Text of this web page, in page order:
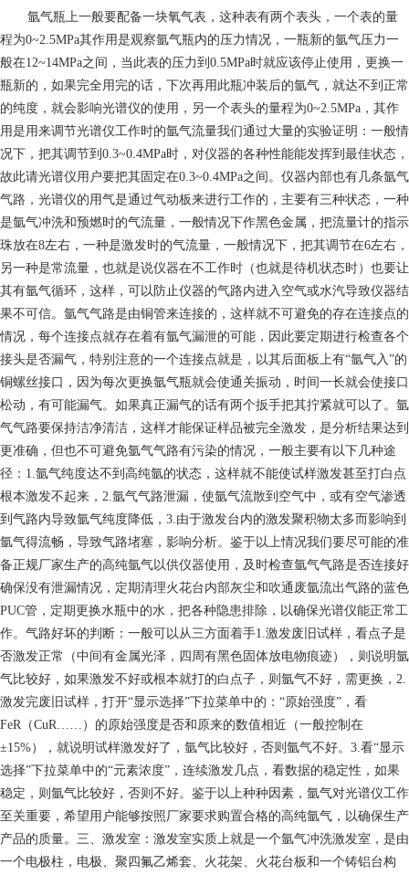
氩气瓶上一般要配备一块氧气表，这种表有两个表头，一个表的量
程为0~2.5MPa其作用是观察氩气瓶内的压力情况，一瓶新的氩气压力一
般在12~14MPa之间，当此表的压力到0.5MPa时就应该停止使用，更换一
瓶新的，如果完全用完的话，下次再用此瓶冲装后的氩气，就达不到正常
的纯度，就会影响光谱仪的使用，另一个表头的量程为0~2.5MPa，其作
用是用来调节光谱仪工作时的氩气流量我们通过大量的实验证明：一般情
况下，把其调节到0.3~0.4MPa时，对仪器的各种性能能发挥到最佳状态，
故此请光谱仪用户要把其固定在0.3~0.4MPa之间。仪器内部也有几条氩气
气路，光谱仪的用气是通过气动板来进行工作的，主要有三种状态，一种
是氩气冲洗和预燃时的气流量，一般情况下作黑色金属，把流量计的指示
珠放在8左右，一种是激发时的气流量，一般情况下，把其调节在6左右，
另一种是常流量，也就是说仪器在不工作时（也就是待机状态时）也要让
其有氩气循环，这样，可以防止仪器的气路内进入空气或水汽导致仪器结
果不可信。氩气气路是由铜管来连接的，这样就不可避免的存在连接点的
情况，每个连接点就存在着有氩气漏泄的可能，因此要定期进行检查各个
接头是否漏气，特别注意的一个连接点就是，以其后面板上有“氩气入”的
铜螺丝接口，因为每次更换氩气瓶就会使通关振动，时间一长就会使接口
松动，有可能漏气。如果真正漏气的话有两个扳手把其拧紧就可以了。氩
气气路要保持洁净清洁，这样才能保证样品被完全激发，是分析结果达到
更准确，但也不可避免氩气气路有污染的情况，一般主要有以下几种途
径：1.氩气纯度达不到高纯氩的状态，这样就不能使试样激发甚至打白点
根本激发不起来，2.氩气气路泄漏，使氩气流散到空气中，或有空气渗透
到气路内导致氩气纯度降低，3.由于激发台内的激发聚积物太多而影响到
氩气得流畅，导致气路堵塞，影响分析。鉴于以上情况我们要尽可能的准
备正规厂家生产的高纯氩气以供仪器使用，及时检查氩气气路是否连接好
确保没有泄漏情况，定期清理火花台内部灰尘和吹通废氩流出气路的蓝色
PUC管，定期更换水瓶中的水，把各种隐患排除，以确保光谱仪能正常工
作。气路好坏的判断：一般可以从三方面着手1.激发废旧试样，看点子是
否激发正常（中间有金属光泽，四周有黑色固体放电物痕迹），则说明氩
气比较好，如果激发不好或根本就打的白点子，则氩气不好，需更换，2.
激发完废旧试样，打开“显示选择”下拉菜单中的：“原始强度”，看
FeR（CuR……）的原始强度是否和原来的数值相近（一般控制在
±15%），就说明试样激发好了，氩气比较好，否则氩气不好。3.看“显示
选择”下拉菜单中的“元素浓度”，连续激发几点，看数据的稳定性，如果
稳定，则氩气比较好，否则不好。鉴于以上种种因素，氩气对光谱仪工作
至关重要，希望用户能够按照厂家要求购置合格的高纯氩气，以确保生产
产品的质量。三、激发室：激发室实质上就是一个氩气冲洗激发室，是由
一个电极柱，电极、聚四氟乙烯套、火花架、火花台板和一个铸铝台构